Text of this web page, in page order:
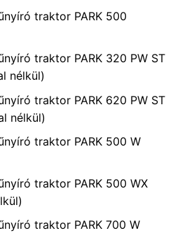
traktor PARK 500
traktor PARK 320 PW ST
nélkül)
traktor PARK 620 PW ST
nélkül)
traktor PARK 500 W
traktor PARK 500 WX
traktor PARK 700 W